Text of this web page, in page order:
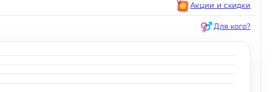
Акции и скидки
Для кого?